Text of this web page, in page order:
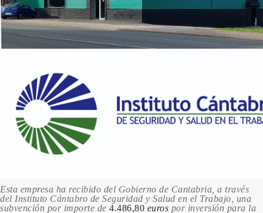
Esta empresa ha recibido del Gobierno de Cantabria, a través
del Instituto Cántabro de Seguridad y Salud en el Trabajo, una
subvención por importe de 4.486,80 euros por inversión para la